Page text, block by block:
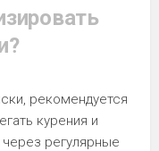
рекомендуется
курения и
регулярные